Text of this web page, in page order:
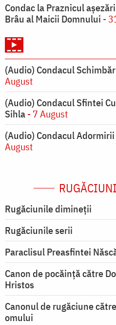
Condac la Praznicul
Brâu al Maicii Domnului -
(Audio) Condacul
August
(Audio) Condacul Sfintei
Sihla- 7 August
(Audio) Condacul
August
Rugăciunile dimineții
Rugăciunile serii
Paraclisul Preasfintei
Canon de pocăință către
Hristos
Canonul de rugăciune
omului